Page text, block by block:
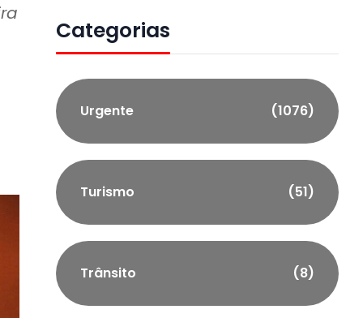
Categorias
Urgente (1076)
Turismo (51)
Trânsito (8)